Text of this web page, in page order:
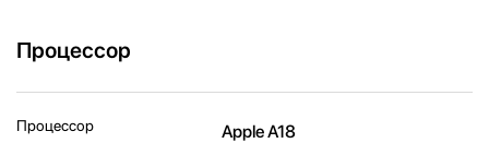
Процессор
Процессор Apple A18